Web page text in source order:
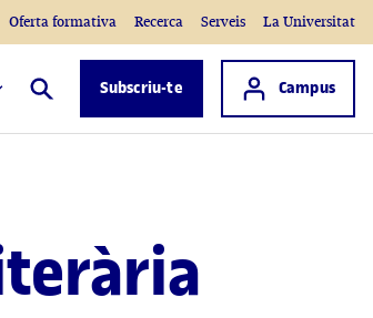
Oferta formativa Recerca Serveis La Universitat
Cercar Subscriu-te Accés a
Campus